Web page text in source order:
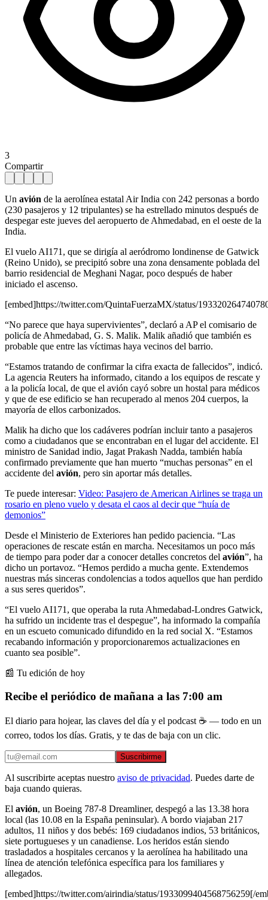
3
Compartir
Un avión de la aerolínea estatal Air India con 242 personas a bordo
(230 pasajeros y 12 tripulantes) se ha estrellado minutos después de
despegar este jueves del aeropuerto de Ahmedabad, en el oeste de la
India.
El vuelo AI171, que se dirigía al aeródromo londinense de Gatwick
(Reino Unido), se precipitó sobre una zona densamente poblada del
barrio residencial de Meghani Nagar, poco después de haber
iniciado el ascenso.
[embed]https://twitter.com/QuintaFuerzaMX/status/
“No parece que haya supervivientes”, declaró a AP el comisario de
policía de Ahmedabad, G. S. Malik. Malik añadió que también es
probable que entre las víctimas haya vecinos del barrio.
“Estamos tratando de confirmar la cifra exacta de fallecidos”, indicó.
La agencia Reuters ha informado, citando a los equipos de rescate y
a la policía local, de que el avión cayó sobre un hostal para médicos
y que de ese edificio se han recuperado al menos 204 cuerpos, la
mayoría de ellos carbonizados.
Malik ha dicho que los cadáveres podrían incluir tanto a pasajeros
como a ciudadanos que se encontraban en el lugar del accidente. El
ministro de Sanidad indio, Jagat Prakash Nadda, también había
confirmado previamente que han muerto “muchas personas” en el
accidente del avión, pero sin aportar más detalles.
Te puede interesar: Video: Pasajero de American Airlines se traga un
rosario en pleno vuelo y desata el caos al decir que “huía de
demonios”
Desde el Ministerio de Exteriores han pedido paciencia. “Las
operaciones de rescate están en marcha. Necesitamos un poco más
de tiempo para poder dar a conocer detalles concretos del avión”, ha
dicho un portavoz. “Hemos perdido a mucha gente. Extendemos
nuestras más sinceras condolencias a todos aquellos que han perdido
a sus seres queridos”.
“El vuelo AI171, que operaba la ruta Ahmedabad-Londres Gatwick,
ha sufrido un incidente tras el despegue”, ha informado la compañía
en un escueto comunicado difundido en la red social X. “Estamos
recabando información y proporcionaremos actualizaciones en
cuanto sea posible”.
📰 Tu edición de hoy
Recibe el periódico de mañana a las 7:00 am
El diario para hojear, las claves del día y el podcast ☕ — todo en un
correo, todos los días. Gratis, y te das de baja con un clic.
Suscribirme
Al suscribirte aceptas nuestro aviso de privacidad. Puedes darte de
baja cuando quieras.
El avión, un Boeing 787-8 Dreamliner, despegó a las 13.38 hora
local (las 10.08 en la España peninsular). A bordo viajaban 217
adultos, 11 niños y dos bebés: 169 ciudadanos indios, 53 británicos,
siete portugueses y un canadiense. Los heridos están siendo
trasladados a hospitales cercanos y la aerolínea ha habilitado una
línea de atención telefónica específica para los familiares y
allegados.
[embed]https://twitter.com/airindia/status/1933099404568756259[/